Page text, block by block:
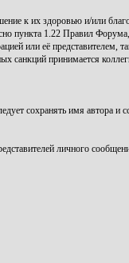
к их здоровью и/или
пункта 1.22 Правил
или её представителем,
санкций принимается
сохранять имя автора и
личного